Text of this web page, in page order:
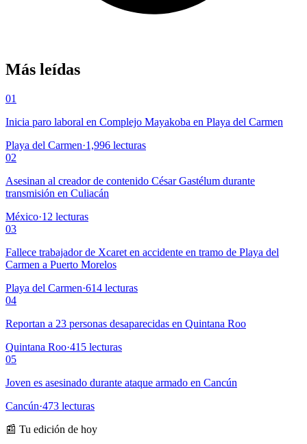
Más leídas
01
Inicia paro laboral en Complejo Mayakoba en Playa del Carmen
Playa del Carmen·1,996 lecturas
02
Asesinan al creador de contenido César Gastélum durante
transmisión en Culiacán
México·12 lecturas
03
Fallece trabajador de Xcaret en accidente en tramo de Playa del
Carmen a Puerto Morelos
Playa del Carmen·614 lecturas
04
Reportan a 23 personas desaparecidas en Quintana Roo
Quintana Roo·415 lecturas
05
Joven es asesinado durante ataque armado en Cancún
Cancún·473 lecturas
📰 Tu edición de hoy